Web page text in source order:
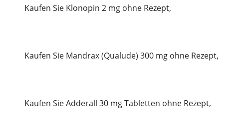
Kaufen Sie Klonopin 2 mg ohne Rezept,
Kaufen Sie Mandrax (Qualude) 300 mg ohne Rezept,
Kaufen Sie Adderall 30 mg Tabletten ohne Rezept,